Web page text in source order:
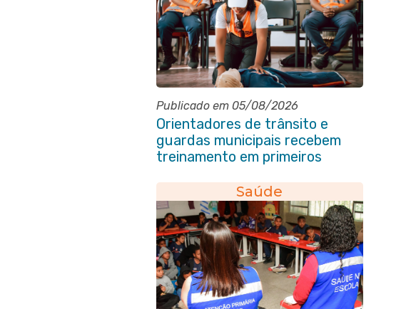
Publicado em 05/08/2026
Orientadores de trânsito e
guardas municipais recebem
treinamento em primeiros
Saúde